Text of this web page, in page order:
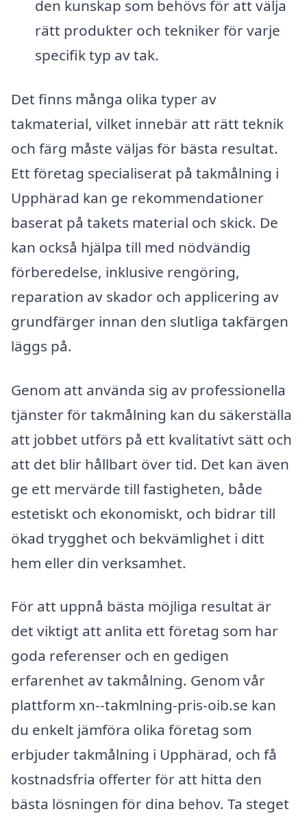
den kunskap som behövs för att välja
rätt produkter och tekniker för varje
specifik typ av tak.
Det finns många olika typer av
takmaterial, vilket innebär att rätt teknik
och färg måste väljas för bästa resultat.
Ett företag specialiserat på takmålning i
Upphärad kan ge rekommendationer
baserat på takets material och skick. De
kan också hjälpa till med nödvändig
förberedelse, inklusive rengöring,
reparation av skador och applicering av
grundfärger innan den slutliga takfärgen
läggs på.
Genom att använda sig av professionella
tjänster för takmålning kan du säkerställa
att jobbet utförs på ett kvalitativt sätt och
att det blir hållbart över tid. Det kan även
ge ett mervärde till fastigheten, både
estetiskt och ekonomiskt, och bidrar till
ökad trygghet och bekvämlighet i ditt
hem eller din verksamhet.
För att uppnå bästa möjliga resultat är
det viktigt att anlita ett företag som har
goda referenser och en gedigen
erfarenhet av takmålning. Genom vår
plattform xn--takmlning-pris-oib.se kan
du enkelt jämföra olika företag som
erbjuder takmålning i Upphärad, och få
kostnadsfria offerter för att hitta den
bästa lösningen för dina behov. Ta steget